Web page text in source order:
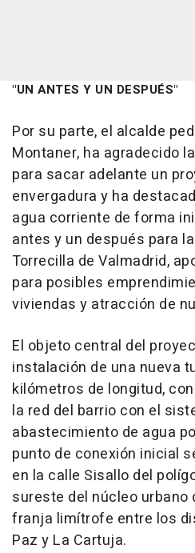
"UN ANTES Y UN DESPUÉS"
Por su parte, el alcalde
Montaner, ha agradecido
para sacar adelante un
envergadura y ha
agua corriente de forma
antes y un después para
Torrecilla de Valmadrid,
para posibles
viviendas y atracción de
El objeto central del
instalación de una nueva
kilómetros de longitud,
la red del barrio con el
abastecimiento de agua
punto de conexión inicial
en la calle Sisallo del
sureste del núcleo urbano
franja limítrofe entre los
Paz y La Cartuja.